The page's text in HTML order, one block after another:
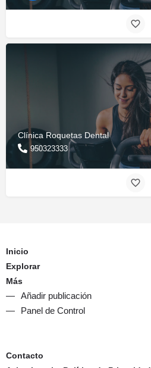
Clínica Roquetas Dental
950323333
Inicio
Explorar
Más
Añadir publicación
Panel de Control
Contacto